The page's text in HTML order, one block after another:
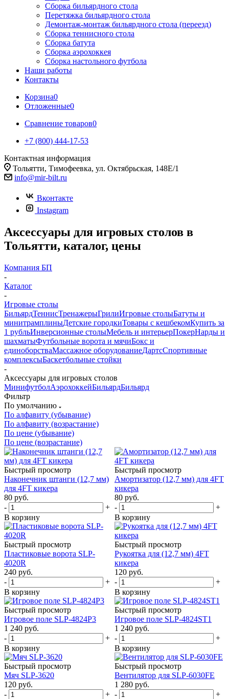
Сборка бильярдного стола
Перетяжка бильярдного стола
Демонтаж-монтаж бильярдного стола (переезд)
Сборка теннисного стола
Сборка батута
Сборка аэрохоккея
Сборка настольного футбола
Наши работы
Контакты
Корзина0
Отложенные0
Сравнение товаров0
+7 (800) 444-17-53
Контактная информация
Тольятти, Тимофеевка, ул. Октябрьская, 148Е/1
info@mir-bilt.ru
Вконтакте
Instagram
Аксессуары для игровых столов в
Тольятти, каталог, цены
Компания БП
-
Каталог
-
Игровые столы
БильярдТеннисТренажерыГрилиИгровые столыБатуты и
минитрамплиныДетские городкиТовары с кешбекомКупить за
1 рубльИнверсионные столыМебель и интерьерПокерНарды и
шахматыФутбольные ворота и мячиБокс и
единоборстваМассажное оборудованиеДартсСпортивные
комплексыБаскетбольные стойки
-
Аксессуары для игровых столов
МинифутболАэрохоккейБильяpдБильяpд
Фильтр
По умолчанию
По алфавиту (убывание)
По алфавиту (возрастание)
По цене (убывание)
По цене (возрастание)
Быстрый просмотр
Наконечник штанги (12,7 мм)
для 4FT кикера
80 руб.
-
+
В корзину
Быстрый просмотр
Амортизатор (12,7 мм) для 4FT
кикера
80 руб.
-
+
В корзину
Быстрый просмотр
Пластиковые ворота SLP-
4020R
240 руб.
-
+
В корзину
Быстрый просмотр
Рукоятка для (12,7 мм) 4FT
кикера
120 руб.
-
+
В корзину
Быстрый просмотр
Игровое поле SLP-4824P3
1 240 руб.
-
+
В корзину
Быстрый просмотр
Игровое поле SLP-4824ST1
1 240 руб.
-
+
В корзину
Быстрый просмотр
Мяч SLP-3620
120 руб.
-
+
Быстрый просмотр
Вентилятор для SLP-6030FE
1 280 руб.
-
+